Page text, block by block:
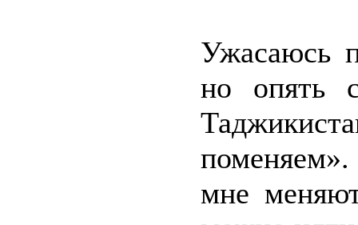
Ужасаюсь
но опять
мне